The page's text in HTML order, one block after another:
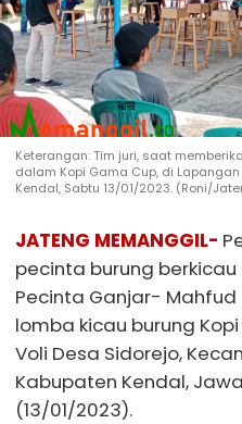
Keterangan: Tim juri, saat
dalam Kopi Gama Cup, di
Kendal, Sabtu 13/01/2023. (Roni/
JATENG MEMANGGIL-
pecinta burung
Pecinta Ganjar-
lomba kicau burung
Voli Desa Sidorejo,
Kabupaten Kendal,
(13/01/2023).